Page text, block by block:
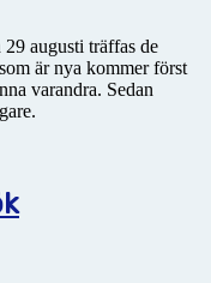
augusti träffas de
är nya kommer först
varandra. Sedan